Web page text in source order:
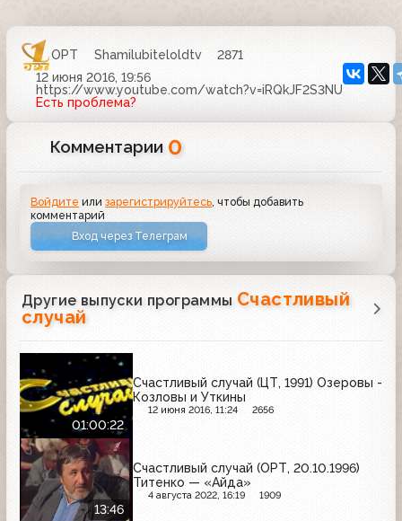
ОРТ Shamilubiteloldtv
2871
12 июня 2016, 19:56
https://www.youtube.com/watch?v=iRQkJF2S3NU
Есть проблема?
Комментарии 0
Войдите илизарегистрируйтесь , чтобы добавить
комментарий
Вход через Телеграм
Другие выпуски программы Счастливый
случай
01:00:22
Счастливый случай (ЦТ, 1991) Озеровы -
Козловы и Уткины
12 июня 2016, 11:24 2656
13:46
Счастливый случай (ОРТ, 20.10.1996)
Титенко — «Айда»
4 августа 2022, 16:19 1909